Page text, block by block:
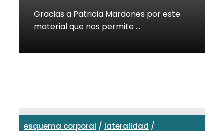
Gracias a Patricia Mardones por este
material que nos permite …
esquema corporal / lateralidad /